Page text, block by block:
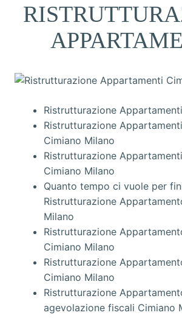
Ristrutturazione
Ristrutturazione
Cimiano Milano
Ristrutturazione
Cimiano Milano
Quanto tempo ci vuole per
Ristrutturazione
Milano
Ristrutturazione
Cimiano Milano
Ristrutturazione
Cimiano Milano
Ristrutturazione
agevolazione fiscali Cimiano